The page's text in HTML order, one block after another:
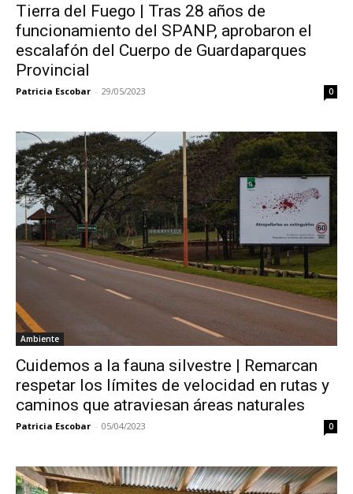
Tierra del Fuego | Tras 28 años de
funcionamiento del SPANP, aprobaron el
escalafón del Cuerpo de Guardaparques
Provincial
Patricia Escobar - 29/05/2023 0
Ambiente
Cuidemos a la fauna silvestre | Remarcan
respetar los límites de velocidad en rutas y
caminos que atraviesan áreas naturales
Patricia Escobar - 05/04/2023 0